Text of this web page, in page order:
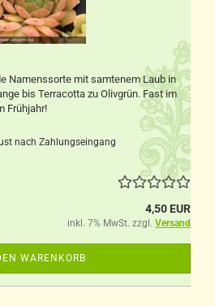
Namenssorte mit samtenem Laub in
bis Terracotta zu Olivgrün. Fast im
Frühjahr!
nach Zahlungseingang
4,50 EUR
inkl. 7% MwSt. zzgl. Versand
WARENKORB